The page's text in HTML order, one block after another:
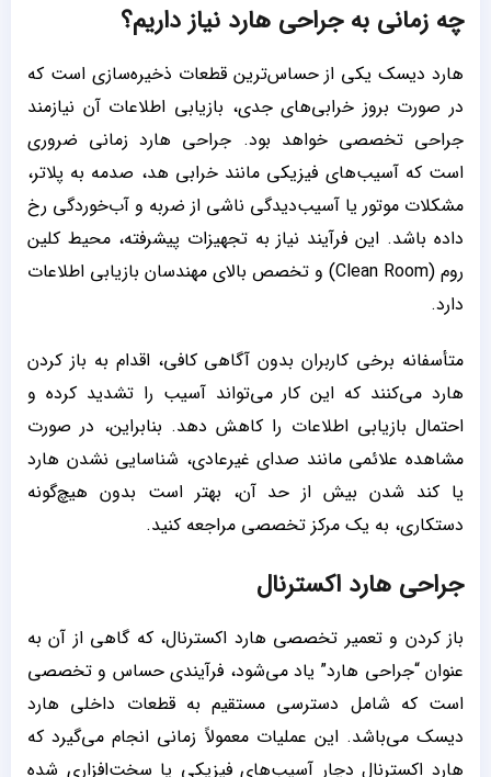
چه زمانی به جراحی هارد نیاز داریم؟
هارد دیسک یکی از حساس‌ترین قطعات ذخیره‌سازی است که
در صورت بروز خرابی‌های جدی، بازیابی اطلاعات آن نیازمند
جراحی تخصصی خواهد بود. جراحی هارد زمانی ضروری
است که آسیب‌های فیزیکی مانند خرابی هد، صدمه به پلاتر،
مشکلات موتور یا آسیب‌دیدگی ناشی از ضربه و آب‌خوردگی رخ
داده باشد. این فرآیند نیاز به تجهیزات پیشرفته، محیط کلین
روم (Clean Room) و تخصص بالای مهندسان بازیابی اطلاعات
دارد.
متأسفانه برخی کاربران بدون آگاهی کافی، اقدام به باز کردن
هارد می‌کنند که این کار می‌تواند آسیب را تشدید کرده و
احتمال بازیابی اطلاعات را کاهش دهد. بنابراین، در صورت
مشاهده علائمی مانند صدای غیرعادی، شناسایی نشدن هارد
یا کند شدن بیش از حد آن، بهتر است بدون هیچ‌گونه
دستکاری، به یک مرکز تخصصی مراجعه کنید.
جراحی هارد اکسترنال
باز کردن و تعمیر تخصصی هارد اکسترنال، که گاهی از آن به
عنوان “جراحی هارد” یاد می‌شود، فرآیندی حساس و تخصصی
است که شامل دسترسی مستقیم به قطعات داخلی هارد
دیسک می‌باشد. این عملیات معمولاً زمانی انجام می‌گیرد که
هارد اکسترنال دچار آسیب‌های فیزیکی یا سخت‌افزاری شده